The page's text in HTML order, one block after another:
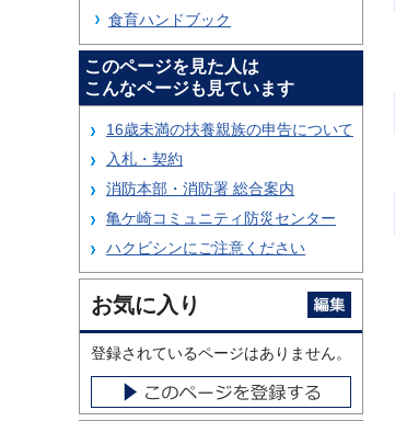
食育ハンドブック
このページを見た人は
こんなページも見ています
16歳未満の扶養親族の申告について
入札・契約
消防本部・消防署 総合案内
亀ケ崎コミュニティ防災センター
ハクビシンにご注意ください
お気に入り
登録されているページはありません。